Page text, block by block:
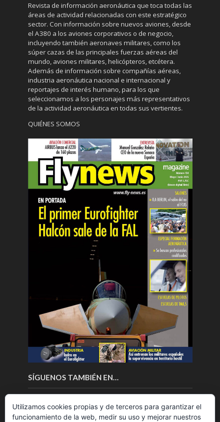
Revista de información aeronáutica que toca todas las
áreas de actividad relacionadas con este estratégico
sector. Con información sobre nuevos aviones, desde
el A380 a los aviones corporativos o de negocio,
incluyendo también aeronaves militares, como los
súper cazas de las principales fuerzas aéreas del
mundo, aviones militares, helicópteros, etcétera.
Además de información sobre compañías aéreas,
industria aeronáutica nacional e internacional y
reportajes de interés humano, para los que
seleccionamos a los personajes más representativos
de la actividad aeronáutica en todas sus vertientes.
QUIÉNES SOMOS
SÍGUENOS TAMBIÉN EN…
Utilizamos cookies propias y de terceros para garantizar el
funcionamiento de la web, medir su uso y mejorar nuestros